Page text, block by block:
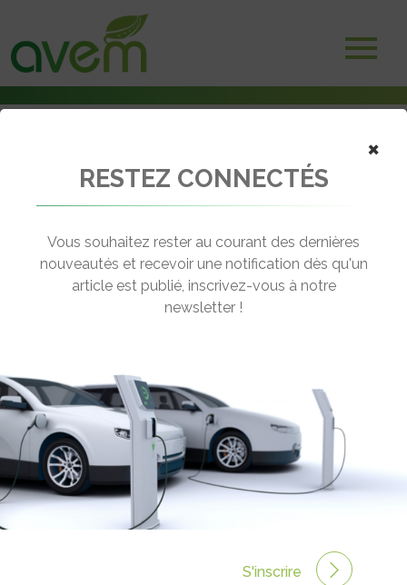
Déploiement des bornes de recharge sur le Pays des Paillons (06)
← Revenir aux actualités
RECHARGE SUR LE PAYS DES
PAILLONS (06)
Rédigé par Camille LEHOUX le 20 Oct 2023 à 10:00
commentaires
×
RESTEZ CONNECTÉS
Vous souhaitez rester au courant des dernières
nouveautés et recevoir une notification dès qu'un
article est publié, inscrivez-vous à notre
newsletter !
S'inscrire